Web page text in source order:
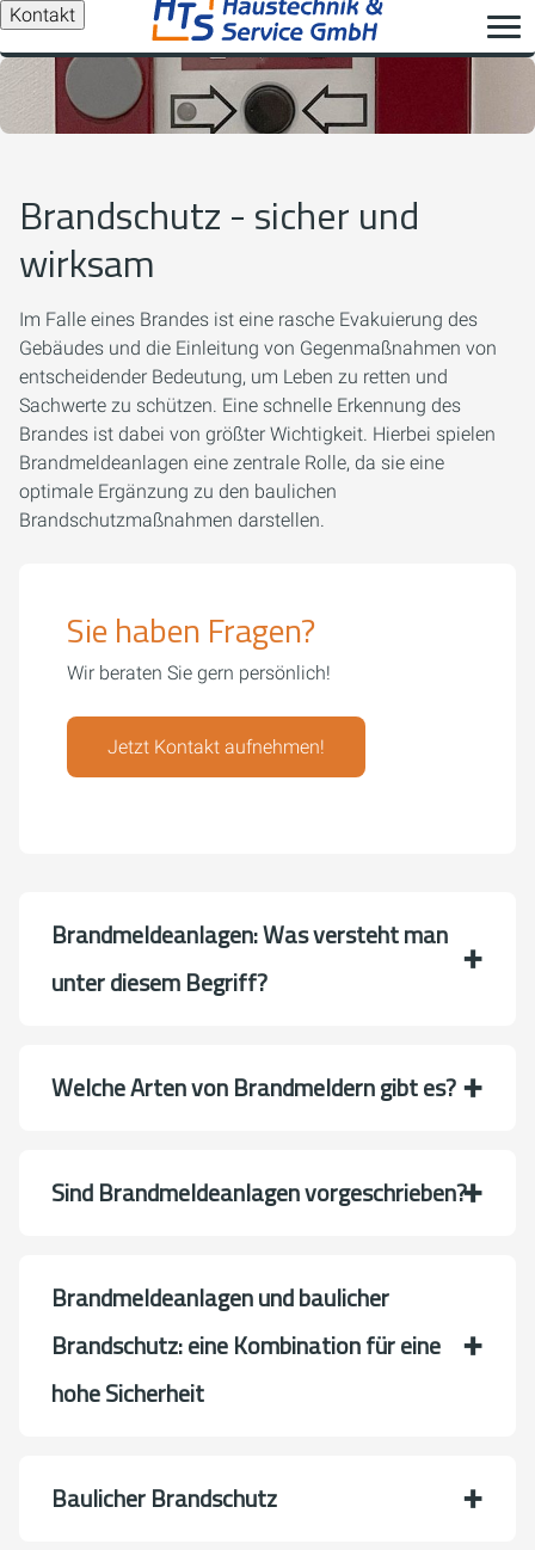
Kontakt
Brandschutz - sicher und
wirksam
Im Falle eines Brandes ist eine rasche Evakuierung des
Gebäudes und die Einleitung von Gegenmaßnahmen von
entscheidender Bedeutung, um Leben zu retten und
Sachwerte zu schützen. Eine schnelle Erkennung des
Brandes ist dabei von größter Wichtigkeit. Hierbei spielen
Brandmeldeanlagen eine zentrale Rolle, da sie eine
optimale Ergänzung zu den baulichen
Brandschutzmaßnahmen darstellen.
Sie haben Fragen?
Wir beraten Sie gern persönlich!
Jetzt Kontakt aufnehmen!
Brandmeldeanlagen: Was versteht man
unter diesem Begriff?
Welche Arten von Brandmeldern gibt es?
Sind Brandmeldeanlagen vorgeschrieben?
Brandmeldeanlagen und baulicher
Brandschutz: eine Kombination für eine
hohe Sicherheit
Baulicher Brandschutz